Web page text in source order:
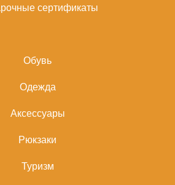
сертификаты
Обувь
Одежда
Аксессуары
Рюкзаки
Туризм